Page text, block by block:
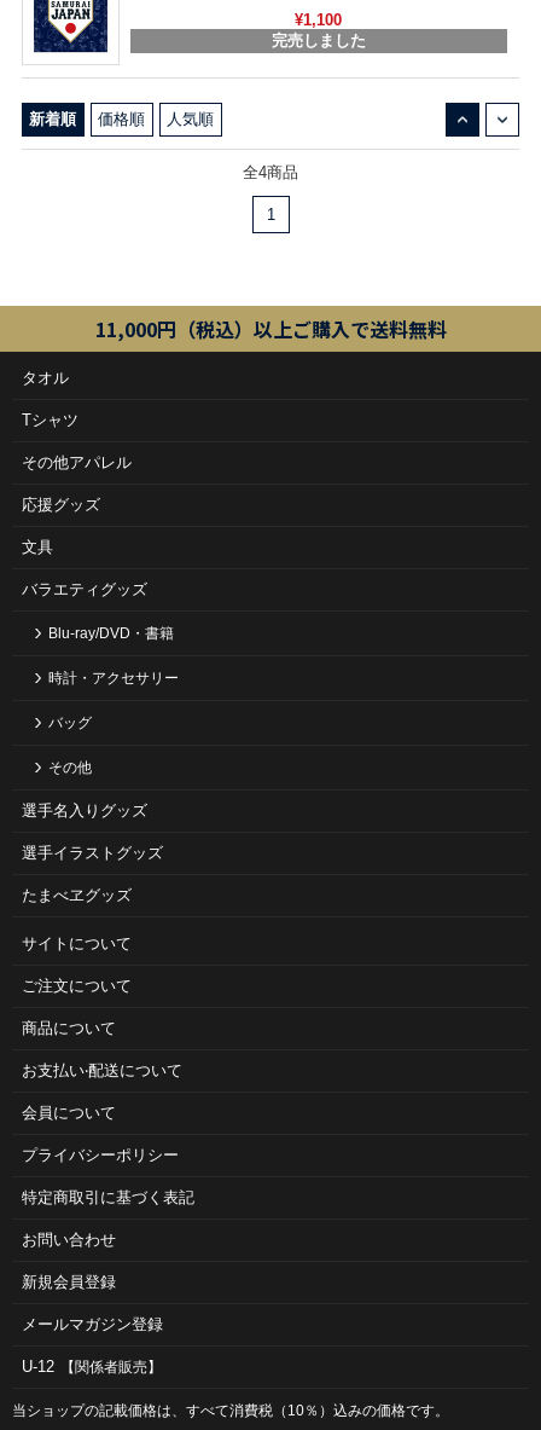
¥1,100
完売しました
新着順 価格順 人気順
全4商品
1
11,000円（税込）以上ご購入で送料無料
タオル
Tシャツ
その他アパレル
応援グッズ
文具
バラエティグッズ
Blu-ray/DVD・書籍
時計・アクセサリー
バッグ
その他
選手名入りグッズ
選手イラストグッズ
たまべヱグッズ
サイトについて
ご注⽂について
商品について
お⽀払い‧配送について
会員について
プライバシーポリシー
特定商取引に基づく表記
お問い合わせ
新規会員登録
メールマガジン登録
U-12 【関係者販売】
当ショップの記載価格は、すべて消費税（10％）込みの価格です。